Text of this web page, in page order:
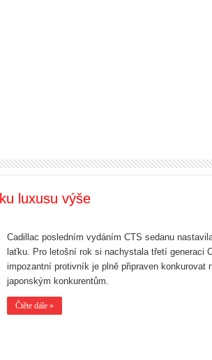
luxusu výše
Cadillac posledním vydáním CTS sedanu
laťku. Pro letošní rok si nachystala třetí generaci
impozantní protivník je plně připraven konkurovat
japonským konkurentům.
Čtěte dále »